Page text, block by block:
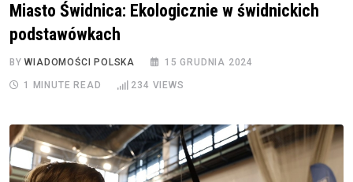
Miasto Świdnica: Ekologicznie w świdnickich
podstawówkach
BYWIADOMOŚCI POLSKA 15 GRUDNIA 2024
1 MINUTE READ 234 VIEWS